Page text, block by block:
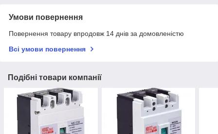
Умови повернення
Повернення товару впродовж 14 днів за домовленістю
Всі умови повернення
Подібні товари компанії